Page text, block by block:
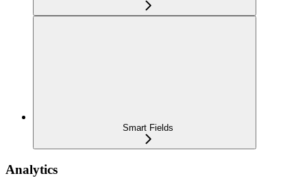
Smart Fields
Analytics